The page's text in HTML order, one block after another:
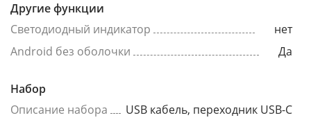
Другие функции
Светодиодный индикатор
нет
Android без оболочки
Да
Набор
Описание набора
USB кабель, переходник USB-C